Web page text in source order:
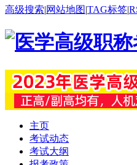
高级搜索|网站地图|TAG标签|
主页
考试动态
考试大纲